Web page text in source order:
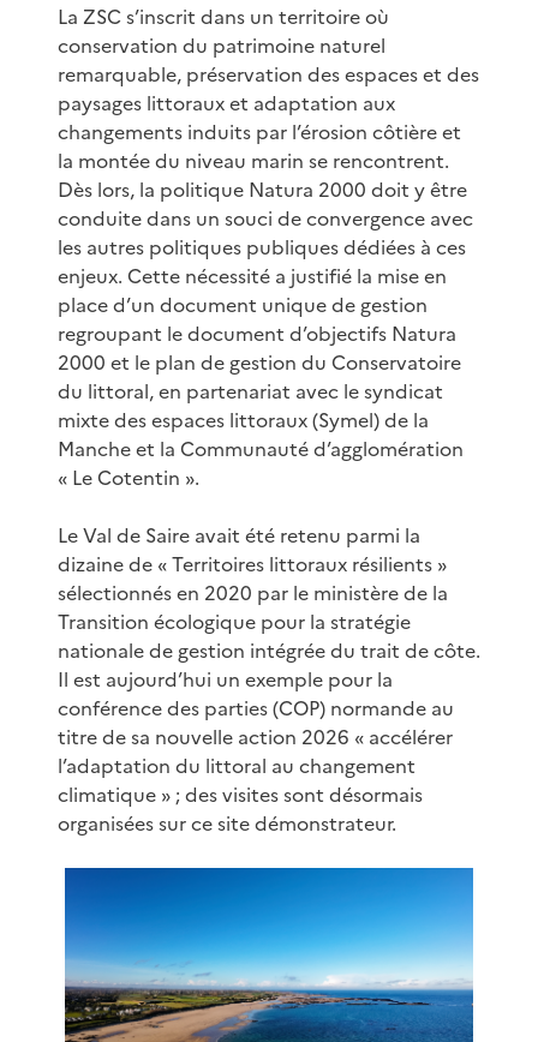
La ZSC s’inscrit dans un territoire où
conservation du patrimoine naturel
remarquable, préservation des espaces et des
paysages littoraux et adaptation aux
changements induits par l’érosion côtière et
la montée du niveau marin se rencontrent.
Dès lors, la politique Natura 2000 doit y être
conduite dans un souci de convergence avec
les autres politiques publiques dédiées à ces
enjeux. Cette nécessité a justifié la mise en
place d’un document unique de gestion
regroupant le document d’objectifs Natura
2000 et le plan de gestion du Conservatoire
du littoral, en partenariat avec le syndicat
mixte des espaces littoraux (Symel) de la
Manche et la Communauté d’agglomération
« Le Cotentin ».
Le Val de Saire avait été retenu parmi la
dizaine de « Territoires littoraux résilients »
sélectionnés en 2020 par le ministère de la
Transition écologique pour la stratégie
nationale de gestion intégrée du trait de côte.
Il est aujourd’hui un exemple pour la
conférence des parties (COP) normande au
titre de sa nouvelle action 2026 « accélérer
l’adaptation du littoral au changement
climatique » ; des visites sont désormais
organisées sur ce site démonstrateur.